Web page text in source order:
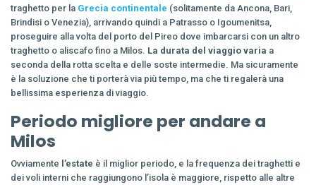
traghetto per la Grecia continentale (solitamente da Ancona, Bari,
Brindisi o Venezia), arrivando quindi a Patrasso o Igoumenitsa,
proseguire alla volta del porto del Pireo dove imbarcarsi con un altro
traghetto o aliscafo fino a Milos. La durata del viaggio varia a
seconda della rotta scelta e delle soste intermedie. Ma sicuramente
è la soluzione che ti porterà via più tempo, ma che ti regalerà una
bellissima esperienza di viaggio.
Periodo migliore per andare a
Milos
Ovviamente l’estate è il miglior periodo, e la frequenza dei traghetti e
dei voli interni che raggiungono l’isola è maggiore, rispetto alle altre